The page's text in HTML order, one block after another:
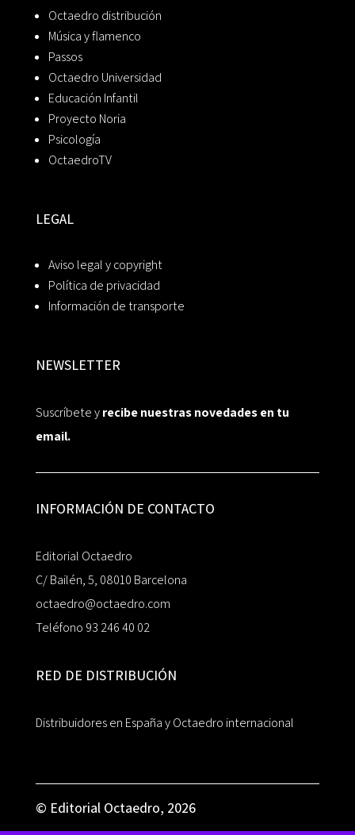
Octaedro distribución
Música y flamenco
Passos
Octaedro Universidad
Educación Infantil
Proyecto Noria
Psicología
OctaedroTV
LEGAL
Aviso legal y copyright
Política de privacidad
Información de transporte
NEWSLETTER
Suscríbete yrecibe nuestras novedades en tu
email.
INFORMACIÓN DE CONTACTO
Editorial Octaedro
C/ Bailén, 5, 08010 Barcelona
octaedro@octaedro.com
Teléfono 93 246 40 02
RED DE DISTRIBUCIÓN
Distribuidores en España y Octaedro internacional
© Editorial Octaedro, 2026